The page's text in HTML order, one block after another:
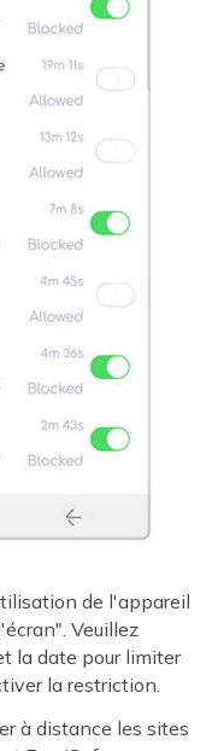
de l'appareil
Veuillez
la date pour limiter
la restriction.
à distance les sites